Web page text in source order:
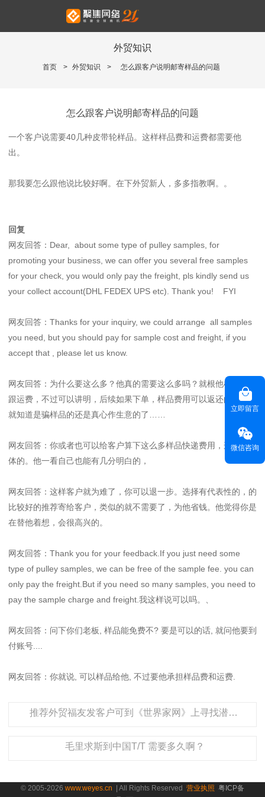
外贸知识
首页 > 外贸知识 > 怎么跟客户说明邮寄样品的问题
怎么跟客户说明邮寄样品的问题
一个客户说需要40几种皮带轮样品。这样样品费和运费都需要他
出。
那我要怎么跟他说比较好啊。在下外贸新人，多多指教啊。。
回复
网友回答：Dear, about some type of pulley samples, for
promoting your business, we can offer you several free samples
for your check, you would only pay the freight, pls kindly send us
your collect account(DHL FEDEX UPS etc). Thank you! FYI
网友回答：Thanks for your inquiry, we could arrange all samples
you need, but you should pay for sample cost and freight, if you
accept that , please let us know.
网友回答：为什么要这么多？他真的需要这么多吗？就根他样品费用
跟运费，不过可以讲明，后续如果下单，样品费用可以返还的。这样
就知道是骗样品的还是真心作生意的了……
网友回答：你或者也可以给客户算下这么多样品快递费用，这样更具
体的。他一看自己也能有几分明白的，
网友回答：这样客户就为难了，你可以退一步。选择有代表性的，的
比较好的推荐寄给客户，类似的就不需要了，为他省钱。他觉得你是
在替他着想，会很高兴的。
网友回答：Thank you for your feedback.If you just need some
type of pulley samples, we can be free of the sample fee. you can
only pay the freight.But if you need so many samples, you need to
pay the sample charge and freight.我这样说可以吗。、
网友回答：问下你们老板, 样品能免费不? 要是可以的话, 就问他要到
付账号....
网友回答：你就说, 可以样品给他, 不过要他承担样品费和运费.
推荐外贸福友发客户可到《世界家网》上寻找潜在客户！
毛里求斯到中国T/T 需要多久啊？
© 2005-2026 www.weyes.cn | All Rights Reserved 营业执照 粤ICP备
立即留言
微信咨询